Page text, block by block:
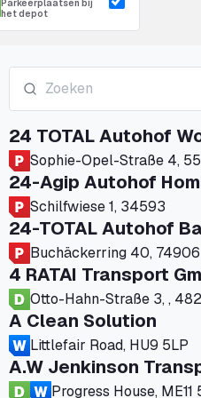
Parkeerplaatsen bij
het depot
24 TOTAL Autohof
Sophie-Opel-Straße 4,
24-Agip Autohof
Schilfwiese 1, 34593
24-TOTAL Autohof
Buchäckerring 40, 74906
4 RATAI Transport
Otto-Hahn-
A Clean Solution
Littlefair Road, HU9 5LP
A.W Jenkinson
Progress House, ME11